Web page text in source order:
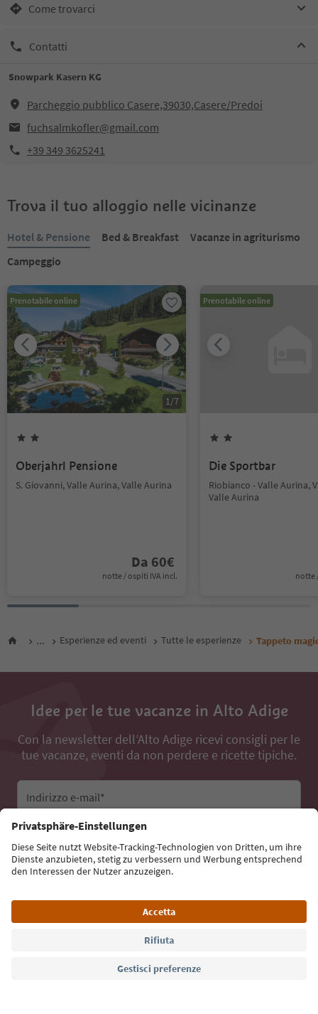
Come trovarci
Contatti
Snowpark Kasern KG
Parcheggio pubblico Casere,39030,Casere/Predoi
fuchsalmkofler@gmail.com
+39 349 3625241
Trova il tuo alloggio nelle vicinanze
Hotel & Pensione Bed & Breakfast
Vacanze in agriturismo
Campeggio
Prenotabile online
1/7
Oberjahrl Pensione
S. Giovanni, Valle Aurina, Valle Aurina
Da 60€
notte / ospiti IVA incl.
Prenotabile online
Die Sportbar
Riobianco - Valle Aurina,
Valle Aurina
notte
... Esperienze ed eventi Tutte le esperienze Tappeto
Idee per le tue vacanze in Alto Adige
Con la newsletter dell’Alto Adige ricevi consigli per le
tue vacanze, eventi da non perdere e ricette tipiche.
Indirizzo e-mail*
Iscriviti alla newsletter